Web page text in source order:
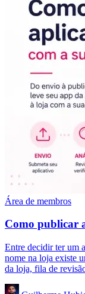
Área de membros
Como publicar
Entre decidir ter um
nome na loja existe
da loja, fila de